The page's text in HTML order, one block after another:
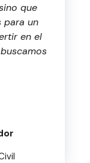
que
para un
en el